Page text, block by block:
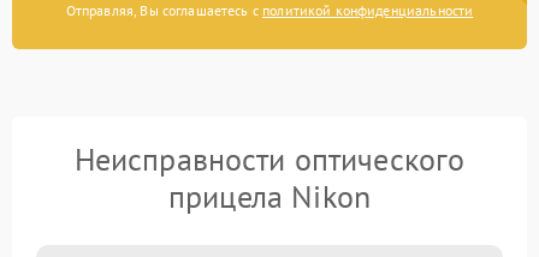
Отправляя, Вы соглашаетесь с политикой конфиденциальности
Неисправности оптического
прицела Nikon